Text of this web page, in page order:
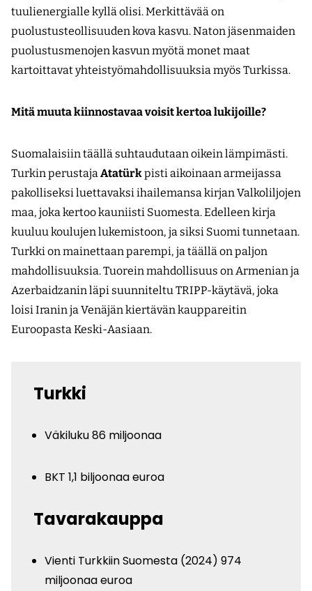
tuulienergialle kyllä olisi. Merkittävää on
puolustusteollisuuden kova kasvu. Naton jäsenmaiden
puolustusmenojen kasvun myötä monet maat
kartoittavat yhteistyömahdollisuuksia myös Turkissa.
Mitä muuta kiinnostavaa voisit kertoa lukijoille?
Suomalaisiin täällä suhtaudutaan oikein lämpimästi.
Turkin perustajaAtatürkpisti aikoinaan armeijassa
pakolliseksi luettavaksi ihailemansa kirjan Valkoliljojen
maa, joka kertoo kauniisti Suomesta. Edelleen kirja
kuuluu koulujen lukemistoon, ja siksi Suomi tunnetaan.
Turkki on mainettaan parempi, ja täällä on paljon
mahdollisuuksia. Tuorein mahdollisuus on Armenian ja
Azerbaidzanin läpi suunniteltu TRIPP-käytävä, joka
loisi Iranin ja Venäjän kiertävän kauppareitin
Euroopasta Keski-Aasiaan.
Turkki
Väkiluku 86 miljoonaa
BKT 1,1 biljoonaa euroa
Tavarakauppa
Vienti Turkkiin Suomesta (2024) 974
miljoonaa euroa